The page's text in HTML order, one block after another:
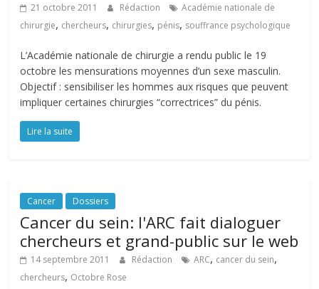
21 octobre 2011 Rédaction
Académie nationale de
chirurgie, chercheurs, chirurgies, pénis, souffrance psychologique
L’Académie nationale de chirurgie a rendu public le 19
octobre les mensurations moyennes d’un sexe masculin.
Objectif : sensibiliser les hommes aux risques que peuvent
impliquer certaines chirurgies “correctrices” du pénis.
Lire la suite
Cancer Dossiers
Cancer du sein: l'ARC fait dialoguer
chercheurs et grand-public sur le web
14 septembre 2011 Rédaction ARC, cancer du sein,
chercheurs, Octobre Rose